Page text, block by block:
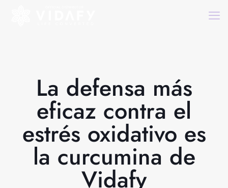
La defensa más
eficaz contra el
estrés oxidativo es
la curcumina de
Vidafy